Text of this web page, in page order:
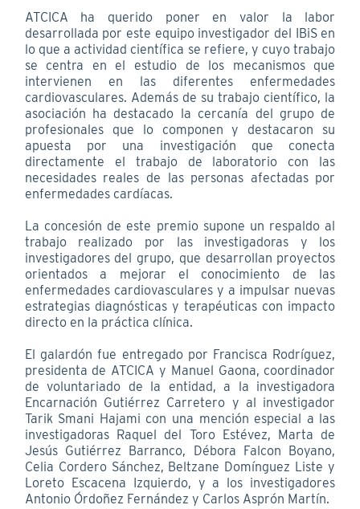
ATCICA ha querido poner en valor la labor
desarrollada por este equipo investigador del IBiS en
lo que a actividad científica se refiere, y cuyo trabajo
se centra en el estudio de los mecanismos que
intervienen en las diferentes enfermedades
cardiovasculares. Además de su trabajo científico, la
asociación ha destacado la cercanía del grupo de
profesionales que lo componen y destacaron su
apuesta por una investigación que conecta
directamente el trabajo de laboratorio con las
necesidades reales de las personas afectadas por
enfermedades cardíacas.
La concesión de este premio supone un respaldo al
trabajo realizado por las investigadoras y los
investigadores del grupo, que desarrollan proyectos
orientados a mejorar el conocimiento de las
enfermedades cardiovasculares y a impulsar nuevas
estrategias diagnósticas y terapéuticas con impacto
directo en la práctica clínica.
El galardón fue entregado por Francisca Rodríguez,
presidenta de ATCICA y Manuel Gaona, coordinador
de voluntariado de la entidad, a la investigadora
Encarnación Gutiérrez Carretero y al investigador
Tarik Smani Hajami con una mención especial a las
investigadoras Raquel del Toro Estévez, Marta de
Jesús Gutiérrez Barranco, Débora Falcon Boyano,
Celia Cordero Sánchez, Beltzane Domínguez Liste y
Loreto Escacena Izquierdo, y a los investigadores
Antonio Órdoñez Fernández y Carlos Asprón Martín.